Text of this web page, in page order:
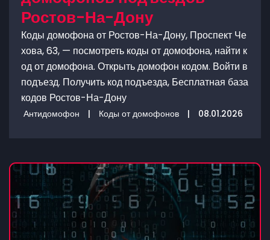
Ростов-На-Дону
Коды домофона от Ростов-На-Дону, Проспект Че
хова, 63, — посмотреть коды от домофона, найти к
од от домофона. Открыть домофон кодом. Войти в
подъезд. Получить код подъезда, Бесплатная база
кодов Ростов-На-Дону
Антидомофон | Коды от домофонов | 08.01.2026